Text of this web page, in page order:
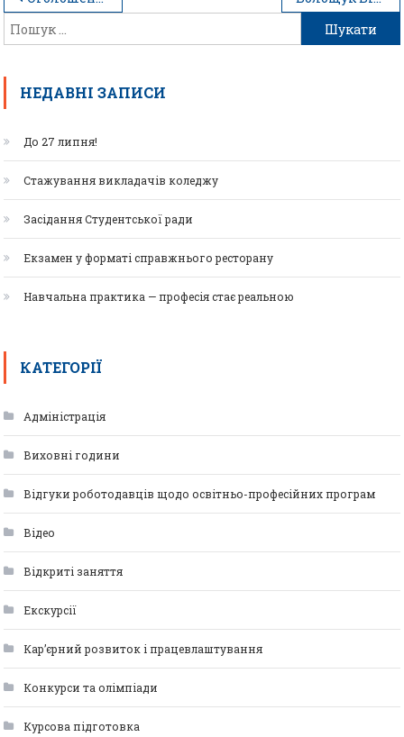
НЕДАВНІ ЗАПИСИ
До 27 липня!
Стажування викладачів коледжу
Засідання Студентської ради
Екзамен у форматі справжнього ресторану
Навчальна практика — професія стає реальною
КАТЕГОРІЇ
Адміністрація
Виховні години
Відгуки роботодавців щодо освітньо-професійних програм
Відео
Відкриті заняття
Екскурсії
Кар’єрний розвиток і працевлаштування
Конкурси та олімпіади
Курсова підготовка